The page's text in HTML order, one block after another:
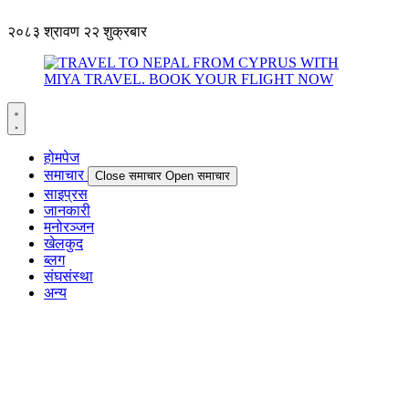
२०८३ श्रावण २२ शुक्रबार
होमपेज
समाचार
Close समाचार Open समाचार
साइप्रस
जानकारी
मनोरञ्जन
खेलकुद
ब्लग
संघसंस्था
अन्य